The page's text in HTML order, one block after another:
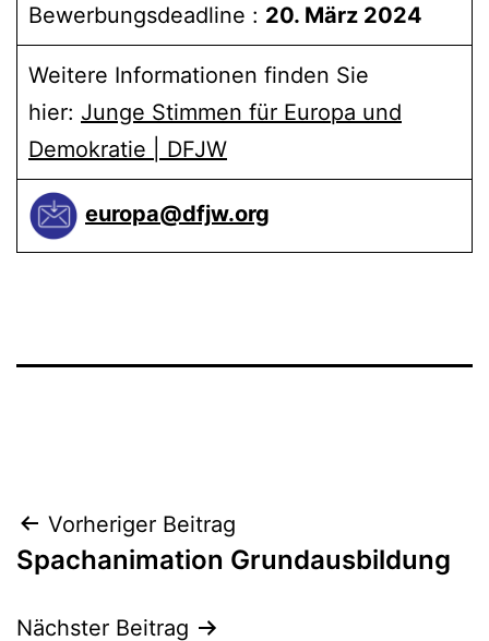
Bewerbungsdeadline : 20. März 2024
Weitere Informationen finden Sie
hier: Junge Stimmen für Europa und
Demokratie | DFJW
europa@dfjw.org
Beitragsnavigation
Vorheriger Beitrag
Spachanimation Grundausbildung
Nächster Beitrag